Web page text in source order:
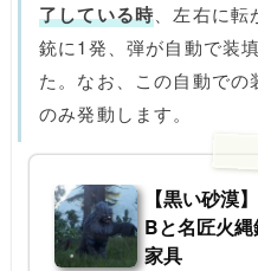
了している時 、左右に
銃に1発、弾が自動で装
た。なお、この自動で
のみ発動します。
【黒い砂漠
Bと名匠火
家具